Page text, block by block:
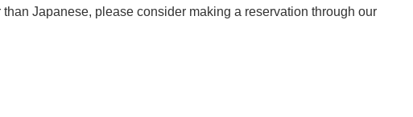
Japanese, please consider making a reservation through our